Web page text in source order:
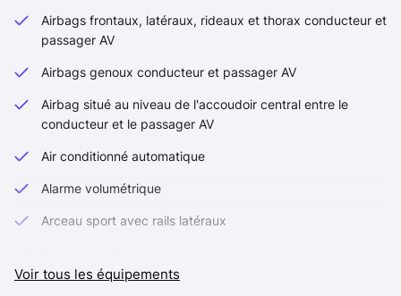
Airbags frontaux, latéraux, rideaux et thorax conducteur et
passager AV
Airbags genoux conducteur et passager AV
Airbag situé au niveau de l'accoudoir central entre le
conducteur et le passager AV
Air conditionné automatique
Alarme volumétrique
Arceau sport avec rails latéraux
Bavettes AV/AR
Voir tous les équipements